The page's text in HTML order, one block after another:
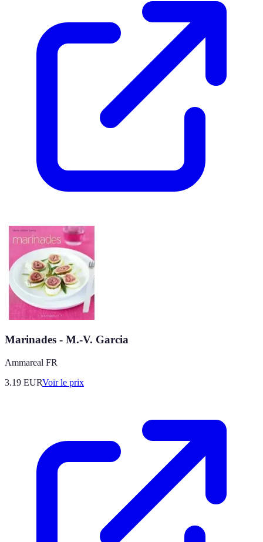
Marinades - M.-V. Garcia
Ammareal FR
3.19 EURVoir le prix